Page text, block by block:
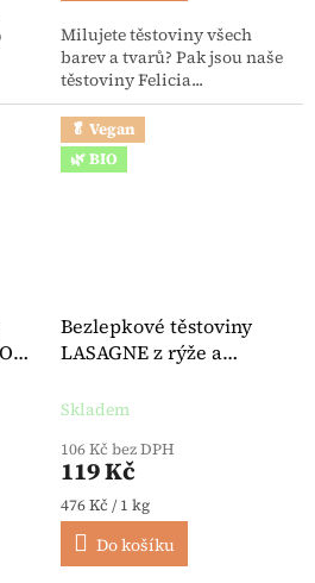
Milujete těstoviny všech
barev a tvarů? Pak jsou naše
těstoviny Felicia...
🥬 Vegan
🌿 BIO
Bezlepkové těstoviny
LASAGNE z rýže a
Felicia
Skladem
106 Kč bez DPH
119 Kč
Měrná cena:
476 Kč / 1 kg
Do košíku